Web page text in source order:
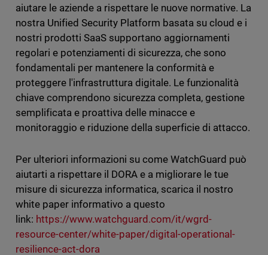
aiutare le aziende a rispettare le nuove normative. La
nostra Unified Security Platform basata su cloud e i
nostri prodotti SaaS supportano aggiornamenti
regolari e potenziamenti di sicurezza, che sono
fondamentali per mantenere la conformità e
proteggere l'infrastruttura digitale. Le funzionalità
chiave comprendono sicurezza completa, gestione
semplificata e proattiva delle minacce e
monitoraggio e riduzione della superficie di attacco.
Per ulteriori informazioni su come WatchGuard può
aiutarti a rispettare il DORA e a migliorare le tue
misure di sicurezza informatica, scarica il nostro
white paper informativo a questo
link: https://www.watchguard.com/it/wgrd-
resource-center/white-paper/digital-operational-
resilience-act-dora